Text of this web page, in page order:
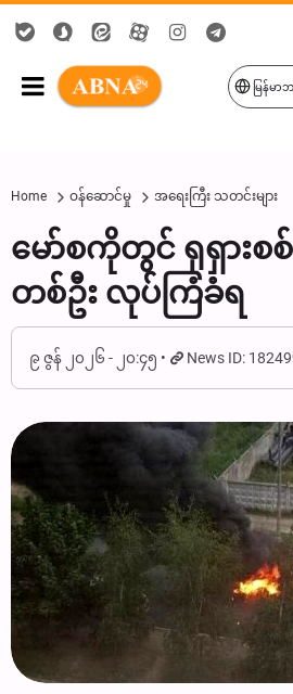
မြန်မာ
Home ဝန်ဆောင်မှု အရေးကြီး သတင်းများ
မော်စကိုတွင် ရုရှား
တစ်ဦး လုပ်ကြံခံရ
၉ ဇွန် ၂၀၂၆ - ၂၀:၄၅ News ID: